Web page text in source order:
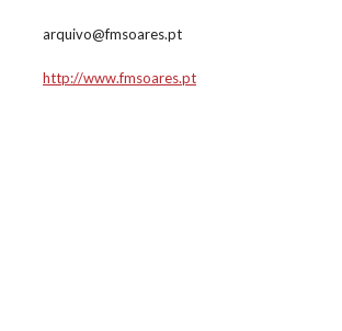
arquivo@fmsoares.pt
http://www.fmsoares.pt